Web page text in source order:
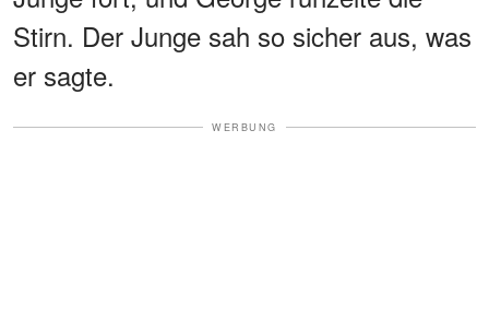
Stirn. Der Junge sah so sicher aus, was
er sagte.
WERBUNG